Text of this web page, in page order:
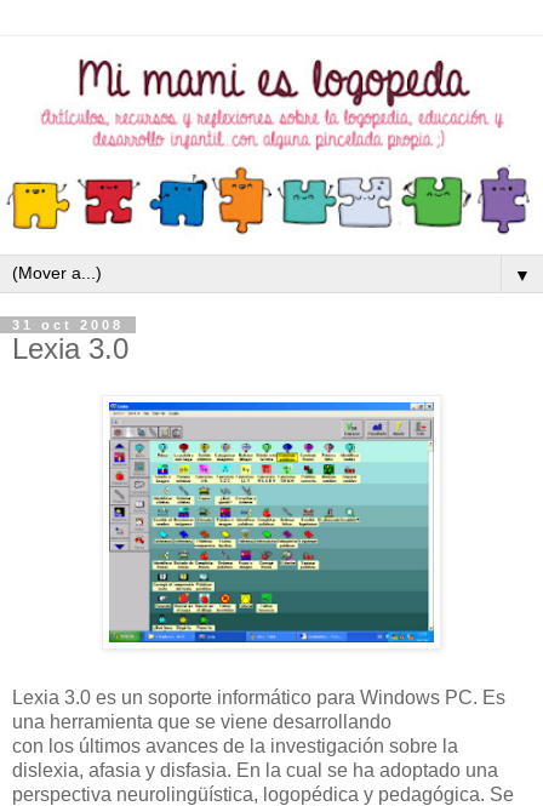
▼
31 oct 2008
Lexia 3.0
Lexia 3.0 es un soporte informático para Windows PC. Es
una herramienta que se viene desarrollando
con los últimos avances de la investigación sobre la
dislexia, afasia y disfasia. En la cual se ha adoptado una
perspectiva neurolingüística, logopédica y pedagógica. Se